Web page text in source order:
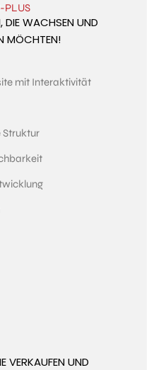
PLUS
DIE WACHSEN UND
MÖCHTEN!
mit Interaktivität
Struktur
VERKAUFEN UND